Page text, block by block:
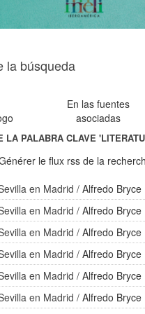
la búsqueda
En las fuentes
asociadas
LA PALABRA CLAVE
le flux rss de la
en Madrid /Alfredo
en Madrid /Alfredo
en Madrid /Alfredo
en Madrid /Alfredo
en Madrid /Alfredo
en Madrid /Alfredo